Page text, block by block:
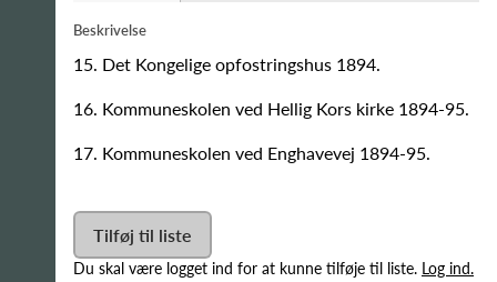
Beskrivelse
15. Det Kongelige opfostringshus 1894.
16. Kommuneskolen ved Hellig Kors kirke 1894-95.
17. Kommuneskolen ved Enghavevej 1894-95.
Tilføj til liste
Du skal være logget ind for at kunne tilføje til liste. Log ind.